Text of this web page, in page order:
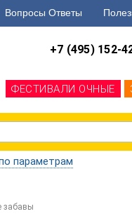
Вопросы Ответы
+7 (495) 152-
ФЕСТИВАЛИ ОЧНЫЕ
параметрам
забавы